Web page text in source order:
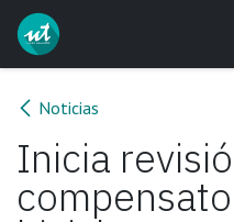
Ir al contenido
Noticias
Inicia